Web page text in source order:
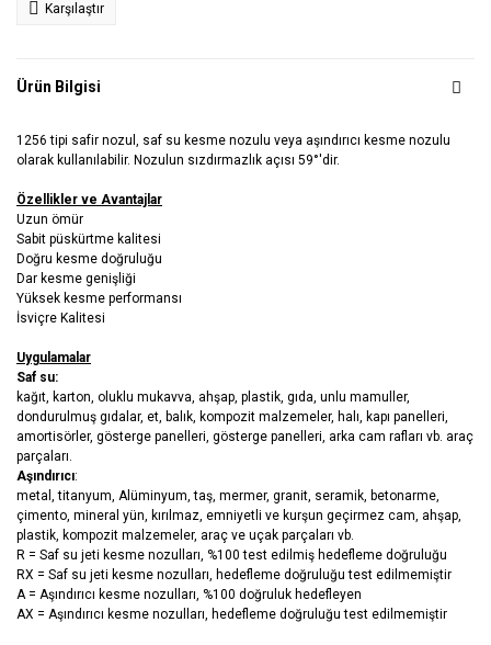
Karşılaştır
Ürün Bilgisi
1256 tipi safir nozul, saf su kesme nozulu veya aşındırıcı kesme nozulu
olarak kullanılabilir. Nozulun sızdırmazlık açısı 59°'dir.
Özellikler ve Avantajlar
Uzun ömür
Sabit püskürtme kalitesi
Doğru kesme doğruluğu
Dar kesme genişliği
Yüksek kesme performansı
İsviçre Kalitesi
Uygulamalar
Saf su:
kağıt, karton, oluklu mukavva, ahşap, plastik, gıda, unlu mamuller,
dondurulmuş gıdalar, et, balık, kompozit malzemeler, halı, kapı panelleri,
amortisörler, gösterge panelleri, gösterge panelleri, arka cam rafları vb. araç
parçaları.
Aşındırıcı:
metal, titanyum, Alüminyum, taş, mermer, granit, seramik, betonarme,
çimento, mineral yün, kırılmaz, emniyetli ve kurşun geçirmez cam, ahşap,
plastik, kompozit malzemeler, araç ve uçak parçaları vb.
R = Saf su jeti kesme nozulları, %100 test edilmiş hedefleme doğruluğu
RX = Saf su jeti kesme nozulları, hedefleme doğruluğu test edilmemiştir
A = Aşındırıcı kesme nozulları, %100 doğruluk hedefleyen
AX = Aşındırıcı kesme nozulları, hedefleme doğruluğu test edilmemiştir